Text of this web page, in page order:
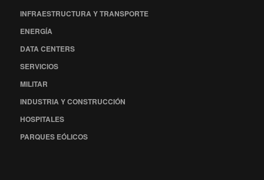
INFRAESTRUCTURA Y TRANSPORTE
ENERGÍA
DATA CENTERS
SERVICIOS
MILITAR
INDUSTRIA Y CONSTRUCCIÓN
HOSPITALES
PARQUES EÓLICOS